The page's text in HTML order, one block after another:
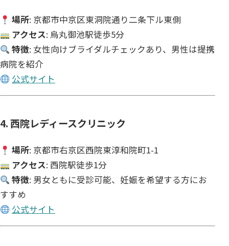
場所: 京都市中京区東洞院通り二条下ル東側
アクセス: 烏丸御池駅徒歩5分
特徴: 女性向けブライダルチェックあり、男性は提携
病院を紹介
公式サイト
4. 西院レディースクリニック
場所: 京都市右京区西院東淳和院町1-1
アクセス: 西院駅徒歩1分
特徴: 男女ともに受診可能、妊娠を希望する方にお
すすめ
公式サイト